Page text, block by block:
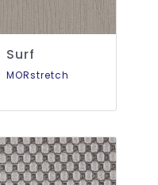
Surf
MORstretch